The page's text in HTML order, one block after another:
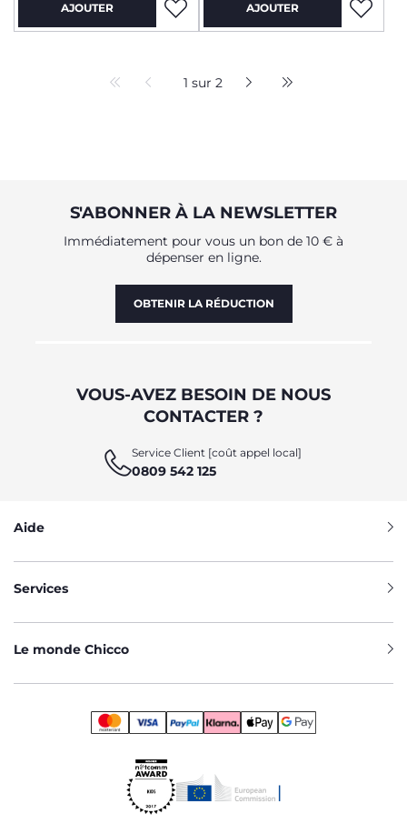
AJOUTER AJOUTER
1 sur 2
S'ABONNER À LA NEWSLETTER
Immédiatement pour vous un bon de 10 € à
dépenser en ligne.
OBTENIR LA RÉDUCTION
VOUS-AVEZ BESOIN DE NOUS
CONTACTER ?
Service Client [coût appel local]
0809 542 125
Aide
Services
Le monde Chicco